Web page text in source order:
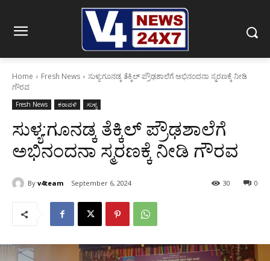
Home Fresh News
ಸುಳ್ಯ:ಗೂನಡ್ಕ ತೆಕ್ಕಿಲ್ ಪ್ರೌಢಶಾಲೆಗೆ ಅಭಿನಂದನಾ ಸ್ಮರಣಕ್ಕೆ ನೀಡಿ
ಗೌರವ
Fresh News ಕರಾವಳಿ ಸುಳ್ಯ
ಸುಳ್ಯ:ಗೂನಡ್ಕ ತೆಕ್ಕಿಲ್ ಪ್ರೌಢಶಾಲೆಗೆ
ಅಭಿನಂದನಾ ಸ್ಮರಣಕ್ಕೆ ನೀಡಿ ಗೌರವ
By v4team September 6, 2024 0
30